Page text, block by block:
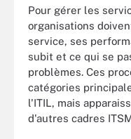
Pour gérer les
organisations
service, ses
subit et ce qui se
problèmes. Ces
catégories
l'ITIL, mais
d'autres cadres